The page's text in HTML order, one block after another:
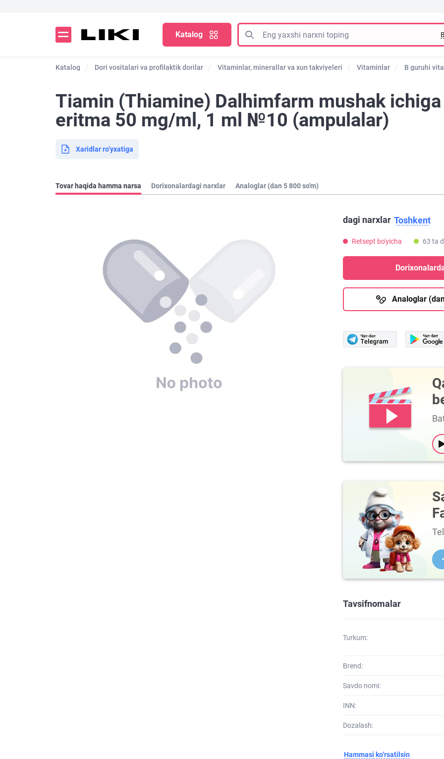
Katalog
Katalog Dori vositalari va profilaktik dorilar Vitaminlar, minerallar va xun takviyeleri Vitaminlar B guruhi
Tiamin (Thiamine) Dalhimfarm mushak
eritma 50 mg/ml, 1 ml №10 (ampulalar)
Xaridlar ro‘yxatiga
Tovar haqida hamma narsa Dorixonalardagi narxlar Analoglar (dan 5 800 so'm)
dagi narxlar Toshkent
Retsept bo'yicha 63 ta
Analoglar
Tavsifnomalar
Turkum:
Brend:
Savdo nomi:
INN:
Dozalash:
Hammasi ko‘rsatilsin